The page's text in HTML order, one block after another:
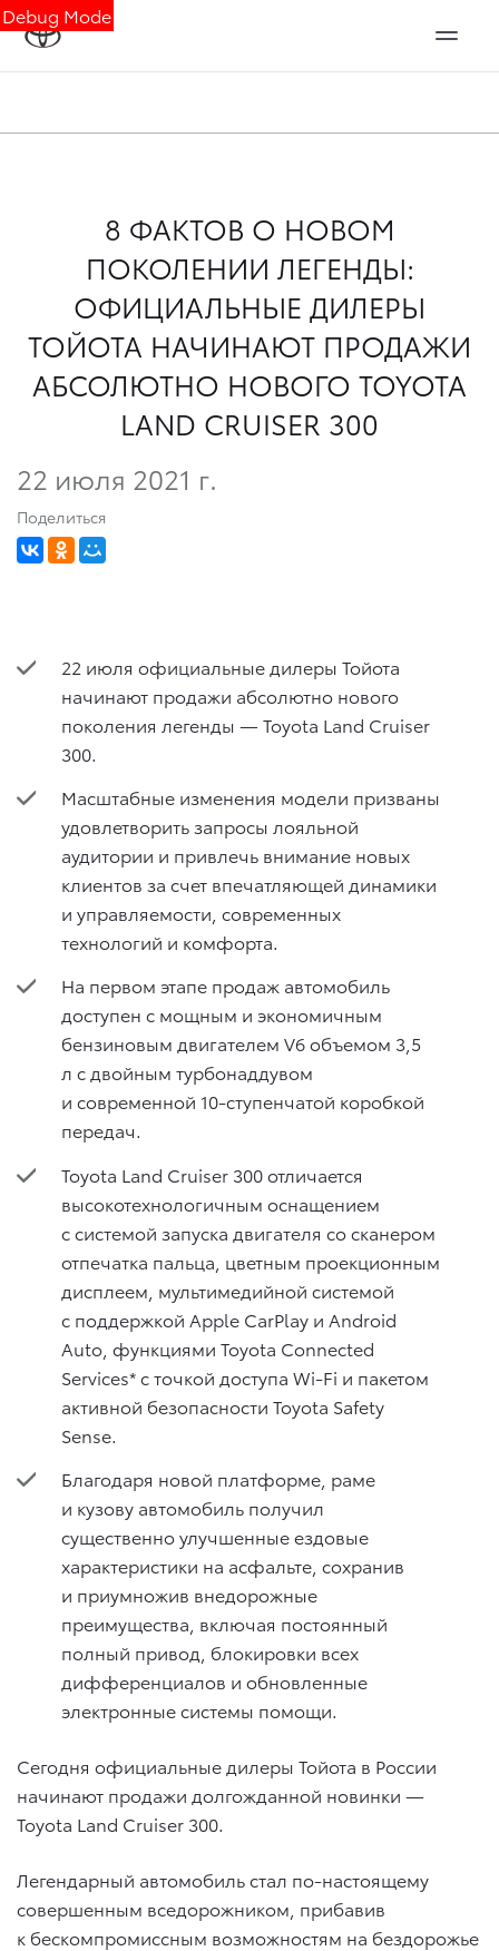
Debug Mode
8 ФАКТОВ О НОВОМ
ПОКОЛЕНИИ ЛЕГЕНДЫ:
ОФИЦИАЛЬНЫЕ ДИЛЕРЫ
ТОЙОТА НАЧИНАЮТ ПРОДАЖИ
АБСОЛЮТНО НОВОГО TOYOTA
LAND CRUISER 300
22 июля 2021 г.
Поделиться
22 июля официальные дилеры Тойота
начинают продажи абсолютно нового
поколения легенды — Toyota Land Cruiser
300.
Масштабные изменения модели призваны
удовлетворить запросы лояльной
аудитории и привлечь внимание новых
клиентов за счет впечатляющей динамики
и управляемости, современных
технологий и комфорта.
На первом этапе продаж автомобиль
доступен с мощным и экономичным
бензиновым двигателем V6 объемом 3,5
л с двойным турбонаддувом
и современной 10-ступенчатой коробкой
передач.
Toyota Land Cruiser 300 отличается
высокотехнологичным оснащением
c системой запуска двигателя со сканером
отпечатка пальца, цветным проекционным
дисплеем, мультимедийной системой
с поддержкой Apple CarPlay и Android
Auto, функциями Toyota Connected
Services* с точкой доступа Wi-Fi и пакетом
активной безопасности Toyota Safety
Sense.
Благодаря новой платформе, раме
и кузову автомобиль получил
существенно улучшенные ездовые
характеристики на асфальте, сохранив
и приумножив внедорожные
преимущества, включая постоянный
полный привод, блокировки всех
дифференциалов и обновленные
электронные системы помощи.
Сегодня официальные дилеры Тойота в России
начинают продажи долгожданной новинки —
Toyota Land Cruiser 300.
Легендарный автомобиль стал по-настоящему
совершенным вседорожником, прибавив
к бескомпромиссным возможностям на бездорожье